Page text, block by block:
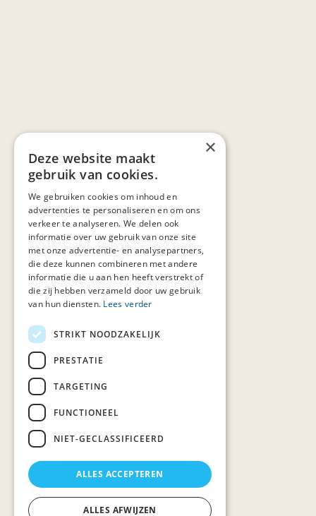
×
Deze website maakt
gebruik van cookies.
We gebruiken cookies om inhoud en
advertenties te personaliseren en om ons
verkeer te analyseren. We delen ook
informatie over uw gebruik van onze site
met onze advertentie- en analysepartners,
die deze kunnen combineren met andere
informatie die u aan hen heeft verstrekt of
die zij hebben verzameld door uw gebruik
van hun diensten. Lees verder
STRIKT NOODZAKELIJK
PRESTATIE
TARGETING
FUNCTIONEEL
NIET-GECLASSIFICEERD
ALLES ACCEPTEREN
ALLES AFWIJZEN